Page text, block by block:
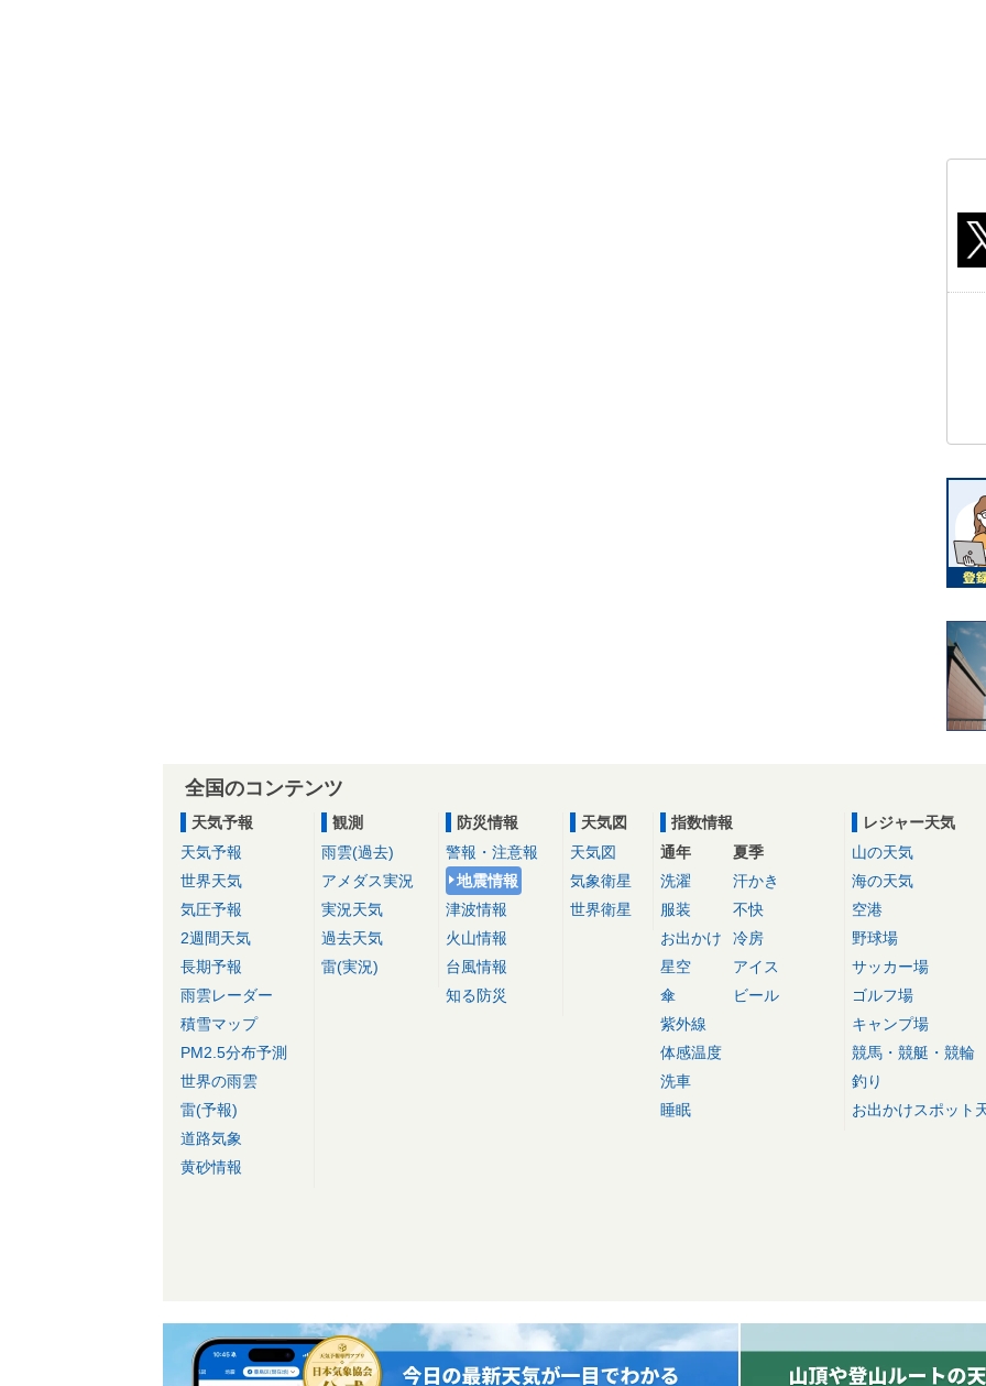
全国のコンテンツ
天気予報
天気予報
世界天気
気圧予報
2週間天気
長期予報
雨雲レーダー
積雪マップ
PM2.5分布予測
世界の雨雲
雷(予報)
道路気象
黄砂情報
観測
雨雲(過去)
アメダス実況
実況天気
過去天気
雷(実況)
防災情報
警報・注意報
地震情報
津波情報
火山情報
台風情報
知る防災
天気図
天気図
気象衛星
世界衛星
指数情報
通年
洗濯
服装
お出かけ
星空
傘
紫外線
体感温度
洗車
睡眠
夏季
汗かき
不快
冷房
アイス
ビール
レジャー天気
山の天気
海の天気
空港
野球場
サッカー場
ゴルフ場
キャンプ場
競馬・競艇・競輪
釣り
お出かけスポット